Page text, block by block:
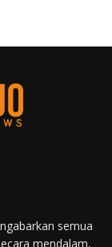
semua
mendalam,